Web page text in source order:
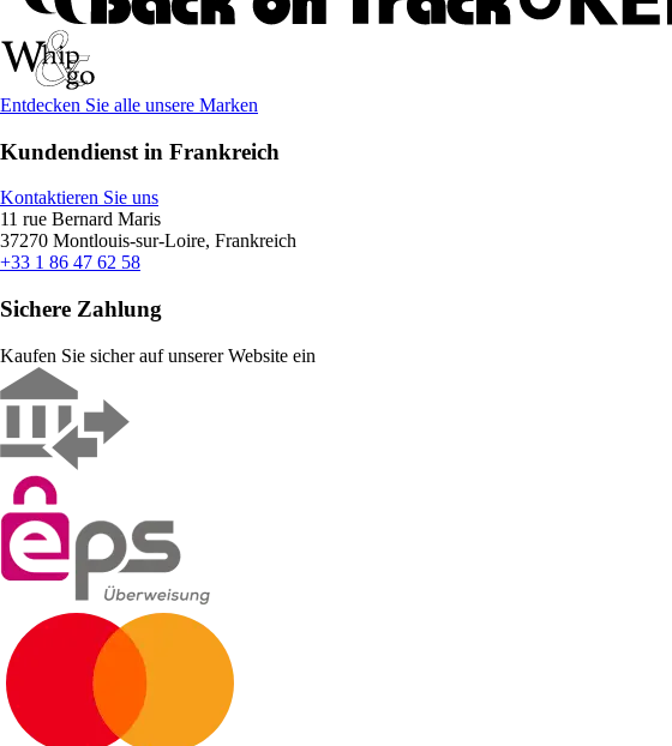
Entdecken Sie alle unsere Marken
Kundendienst in Frankreich
Kontaktieren Sie uns
11 rue Bernard Maris
37270 Montlouis-sur-Loire, Frankreich
+33 1 86 47 62 58
Sichere Zahlung
Kaufen Sie sicher auf unserer Website ein